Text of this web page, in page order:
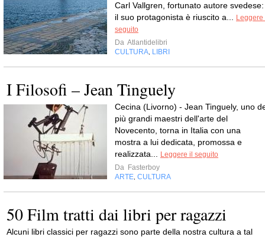
Carl Vallgren, fortunato autore svedese:
il suo protagonista è riuscito a...
Leggere
seguito
Da Atlantidelibri
CULTURA LIBRI
I Filosofi – Jean Tinguely
Cecina (Livorno) - Jean Tinguely, uno
più grandi maestri dell'arte del
Novecento, torna in Italia con una
mostra a lui dedicata, promossa e
realizzata...
Leggere il seguito
Da Fasterboy
ARTE CULTURA
50 Film tratti dai libri per ragazzi
Alcuni libri classici per ragazzi sono parte della nostra cultura a tal